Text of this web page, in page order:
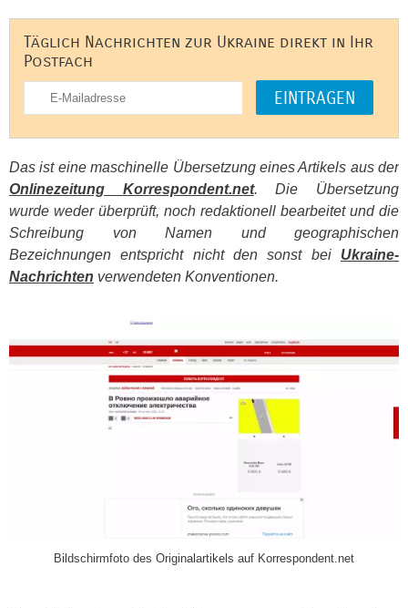
Täglich Nachrichten zur Ukraine direkt in Ihr
Postfach
Das ist eine maschinelle Übersetzung eines Artikels aus der
Onlinezeitung Korrespondent.net. Die Übersetzung
wurde weder überprüft, noch redaktionell bearbeitet und die
Schreibung von Namen und geographischen
Bezeichnungen entspricht nicht den sonst bei Ukraine-
Nachrichten verwendeten Konventionen.
Bildschirmfoto des Originalartikels auf Korrespondent.net